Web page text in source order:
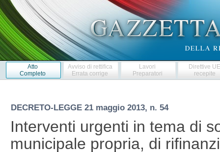
Atto
Completo
Avviso di rettifica
Errata corrige
Lavori
Preparatori
Direttive
recepite
DECRETO-LEGGE 21 maggio 2013, n. 54
Interventi urgenti in tema di
municipale propria, di